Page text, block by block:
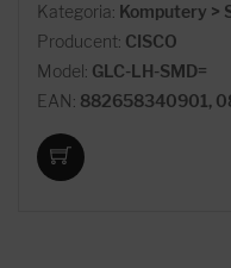
Kategoria: Komputery >
Producent: CISCO
Model: GLC-LH-SMD=
EAN: 882658340901,